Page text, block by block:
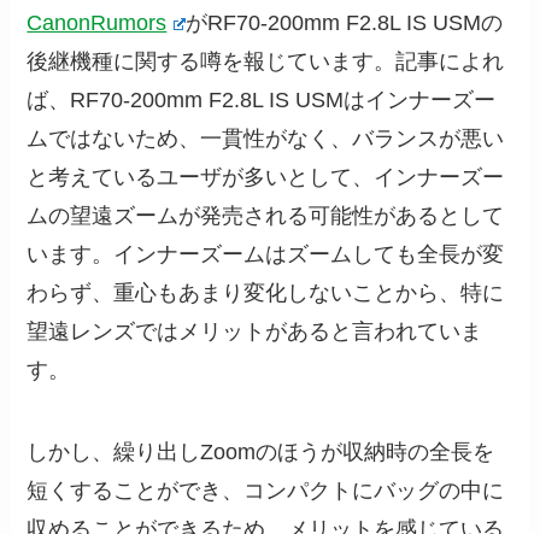
CanonRumors
がRF70-200mm F2.8L IS USMの
後継機種に関する噂を報じています。記事によれ
ば、RF70-200mm F2.8L IS USMはインナーズー
ムではないため、一貫性がなく、バランスが悪い
と考えているユーザが多いとして、インナーズー
ムの望遠ズームが発売される可能性があるとして
います。インナーズームはズームしても全長が変
わらず、重心もあまり変化しないことから、特に
望遠レンズではメリットがあると言われていま
す。
しかし、繰り出しZoomのほうが収納時の全長を
短くすることができ、コンパクトにバッグの中に
収めることができるため、メリットを感じている